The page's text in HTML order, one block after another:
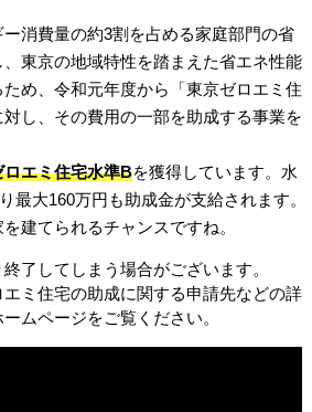
消費量の約3割を占める家庭部門の省
東京の地域特性を踏まえた省エネ性能
め、令和元年度から「東京ゼロエミ住
し、その費用の一部を助成する事業を
ロエミ住宅水準Bを獲得しています。水
最大160万円も助成金が支給されます。
建てられるチャンスですね。
了してしまう場合がございます。
ミ住宅の助成に関する申請先などの詳
ムページをご覧ください。